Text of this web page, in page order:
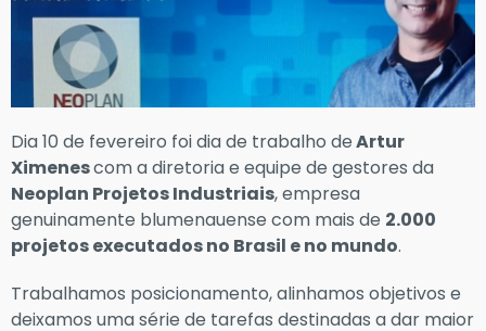
Dia 10 de fevereiro foi dia de trabalho deArtur
Ximenescom a diretoria e equipe de gestores da
Neoplan Projetos Industriais, empresa
genuinamente blumenauense com mais de 2.000
projetos executados no Brasil e no mundo.
Trabalhamos posicionamento, alinhamos objetivos e
deixamos uma série de tarefas destinadas a dar maior